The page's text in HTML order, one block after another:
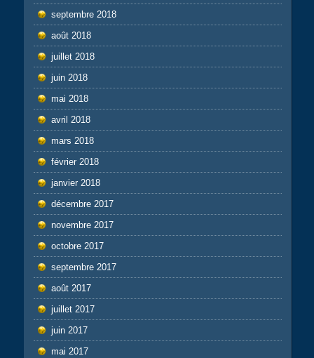
septembre 2018
août 2018
juillet 2018
juin 2018
mai 2018
avril 2018
mars 2018
février 2018
janvier 2018
décembre 2017
novembre 2017
octobre 2017
septembre 2017
août 2017
juillet 2017
juin 2017
mai 2017